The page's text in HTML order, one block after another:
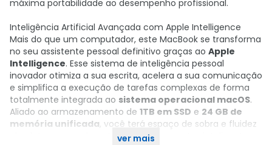
máxima portabilidade ao desempenho profissional.
Inteligência Artificial Avançada com Apple Intelligence
Mais do que um computador, este MacBook se transforma
no seu assistente pessoal definitivo graças ao Apple
Intelligence. Esse sistema de inteligência pessoal
inovador otimiza a sua escrita, acelera a sua comunicação
e simplifica a execução de tarefas complexas de forma
totalmente integrada ao sistema operacional macOS.
Aliado ao armazenamento de 1TB em SSD e 24 GB de
memória unificada, você terá espaço de sobra e fluidez
absoluta para explorar todas as ferramentas inteligentes
ver mais